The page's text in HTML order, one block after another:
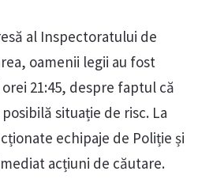
al Inspectoratului de
oamenii legii au fost
21:45, despre faptul că
situație de risc. La
echipaje de Poliție și
acțiuni de căutare.